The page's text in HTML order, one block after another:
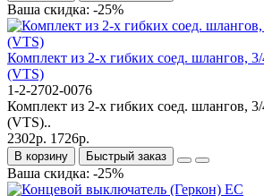
Ваша скидка: -25%
Комплект из 2-х гибких соед. шлангов,
(VTS)
1-2-2702-0076
Комплект из 2-х гибких соед. шлангов,
(VTS)..
2302р. 1726р.
В корзину Быстрый заказ
Ваша скидка: -25%